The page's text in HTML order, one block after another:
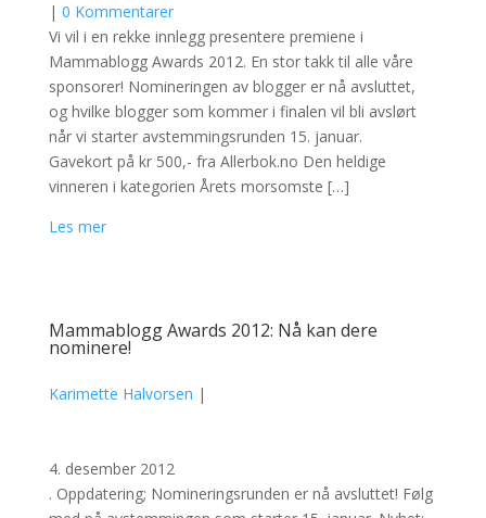
| 0 Kommentarer
Vi vil i en rekke innlegg presentere premiene i
Mammablogg Awards 2012. En stor takk til alle våre
sponsorer! Nomineringen av blogger er nå avsluttet,
og hvilke blogger som kommer i finalen vil bli avslørt
når vi starter avstemmingsrunden 15. januar.
Gavekort på kr 500,- fra Allerbok.no Den heldige
vinneren i kategorien Årets morsomste […]
Les mer
Mammablogg Awards 2012: Nå kan dere
nominere!
Karimette Halvorsen |
4. desember 2012
. Oppdatering; Nomineringsrunden er nå avsluttet! Følg